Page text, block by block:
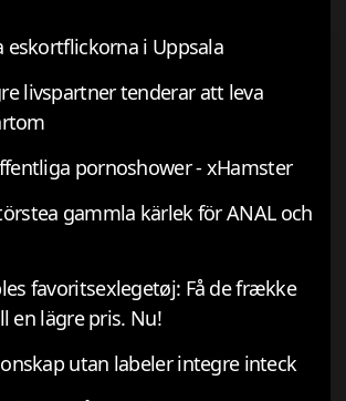
eskortflickorna i Uppsala
livspartner tenderar att leva
pornoshower - xHamster
gammla kärlek för ANAL och
favoritsexlegetøj: Få de frække
en lägre pris. Nu!
utan labeler integre inteck